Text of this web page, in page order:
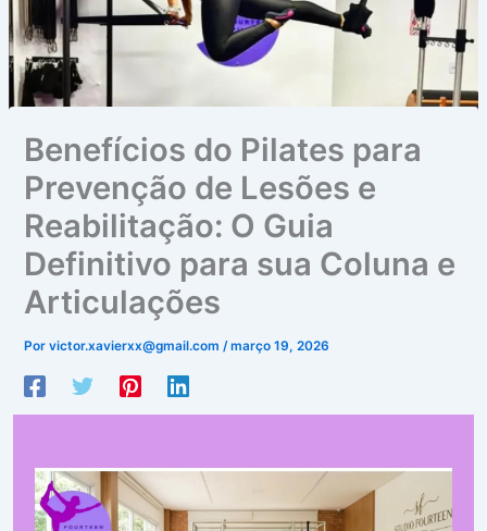
Benefícios do Pilates para
Prevenção de Lesões e
Reabilitação: O Guia
Definitivo para sua Coluna e
Articulações
Porvictor.xavierxx@gmail.com/março 19, 2026